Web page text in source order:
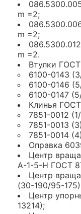
m =2;
m =2;
m =2.
Втулки
6100-0143
6100-0146
6100-0147
Клинья
7851-0012
7851-0013
7851-0014
Оправка
Центр
А-1-5-Н ГОСТ
Центр
(30-190/95-175)
Центр
13214);